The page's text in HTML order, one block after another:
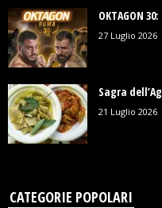
OKTAGON
27 Luglio 2026
Sagra
21 Luglio 2026
CATEGORIE POPOLARI